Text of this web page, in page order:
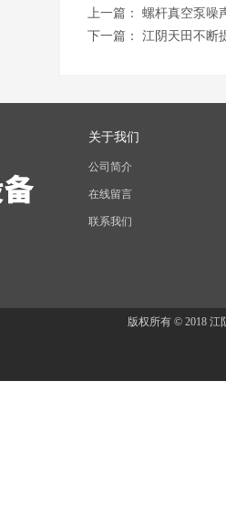
上一篇： 螺杆真空泵噪
下一篇： 江阴天田不断
关于我们
公司简介
在线留言
联系我们
版权所有 © 2018